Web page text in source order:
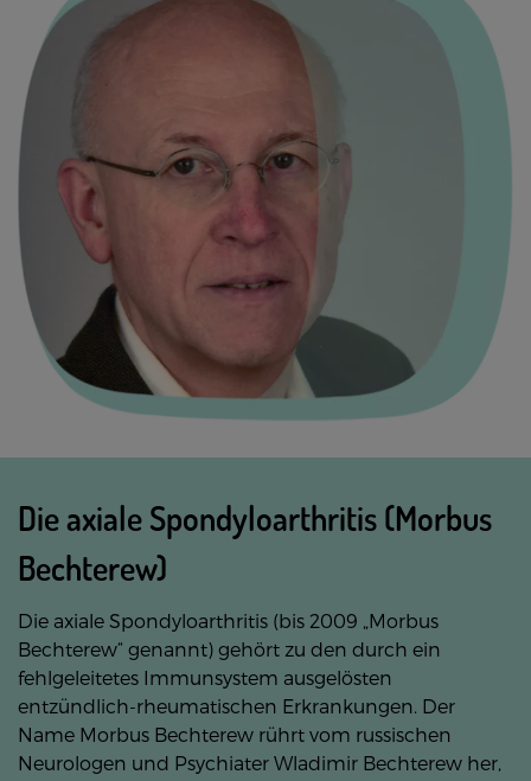
Die axiale Spondyloarthritis (Morbus
Bechterew)
Die axiale Spondyloarthritis (bis 2009 „Morbus
Bechterew“ genannt) gehört zu den durch ein
fehlgeleitetes Immunsystem ausgelösten
entzündlich-rheumatischen Erkrankungen. Der
Name Morbus Bechterew rührt vom russischen
Neurologen und Psychiater Wladimir Bechterew her,